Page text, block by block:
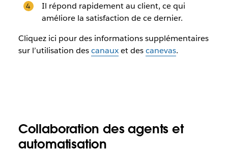
Il répond rapidement au client, ce qui
améliore la satisfaction de ce dernier.
Cliquez ici pour des informations supplémentaires
sur l’utilisation descanauxet descanevas.
Collaboration des agents et
automatisation